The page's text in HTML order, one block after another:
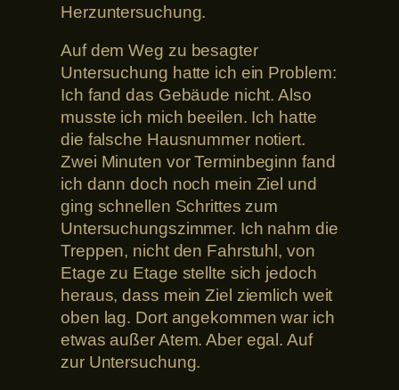
Herzuntersuchung.
Auf dem Weg zu besagter
Untersuchung hatte ich ein Problem:
Ich fand das Gebäude nicht. Also
musste ich mich beeilen. Ich hatte
die falsche Hausnummer notiert.
Zwei Minuten vor Terminbeginn fand
ich dann doch noch mein Ziel und
ging schnellen Schrittes zum
Untersuchungszimmer. Ich nahm die
Treppen, nicht den Fahrstuhl, von
Etage zu Etage stellte sich jedoch
heraus, dass mein Ziel ziemlich weit
oben lag. Dort angekommen war ich
etwas außer Atem. Aber egal. Auf
zur Untersuchung.